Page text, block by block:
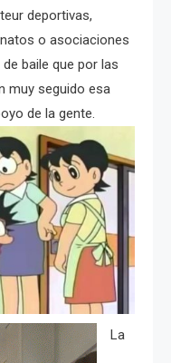
deportivas,
o asociaciones
baile que por las
muy seguido esa
de la gente.
La